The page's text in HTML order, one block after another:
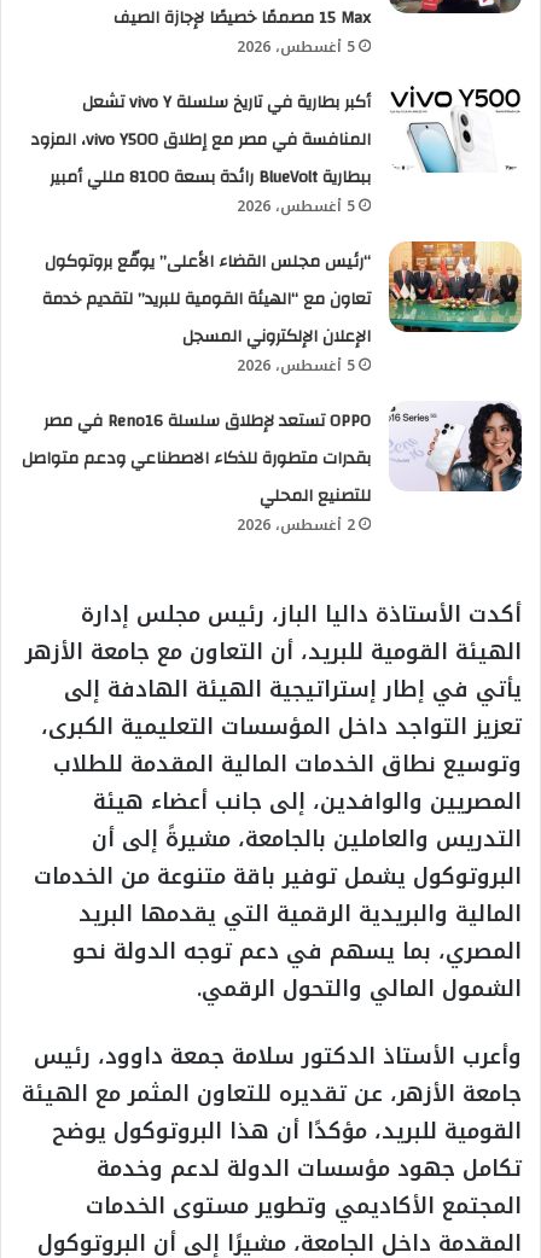
15 Max مصممًا خصيصًا لإجازة الصيف
5 أغسطس، 2026
أكبر بطارية في تاريخ سلسلة vivo Y تشعل
المنافسة في مصر مع إطلاق vivo Y500، المزود
ببطارية BlueVolt رائدة بسعة 8100 مللي أمبير
5 أغسطس، 2026
“رئيس مجلس القضاء الأعلى” يوقّع بروتوكول
تعاون مع “الهيئة القومية للبريد” لتقديم خدمة
الإعلان الإلكتروني المسجل
5 أغسطس، 2026
OPPO تستعد لإطلاق سلسلة Reno16 في مصر
بقدرات متطورة للذكاء الاصطناعي ودعم متواصل
للتصنيع المحلي
2 أغسطس، 2026
أكدت الأستاذة داليا الباز، رئيس مجلس إدارة
الهيئة القومية للبريد، أن التعاون مع جامعة الأزهر
يأتي في إطار إستراتيجية الهيئة الهادفة إلى
تعزيز التواجد داخل المؤسسات التعليمية الكبرى،
وتوسيع نطاق الخدمات المالية المقدمة للطلاب
المصريين والوافدين، إلى جانب أعضاء هيئة
التدريس والعاملين بالجامعة، مشيرةً إلى أن
البروتوكول يشمل توفير باقة متنوعة من الخدمات
المالية والبريدية الرقمية التي يقدمها البريد
المصري، بما يسهم في دعم توجه الدولة نحو
الشمول المالي والتحول الرقمي.
وأعرب الأستاذ الدكتور سلامة جمعة داوود، رئيس
جامعة الأزهر، عن تقديره للتعاون المثمر مع الهيئة
القومية للبريد، مؤكدًا أن هذا البروتوكول يوضح
تكامل جهود مؤسسات الدولة لدعم وخدمة
المجتمع الأكاديمي وتطوير مستوى الخدمات
المقدمة داخل الجامعة، مشيرًا إلى أن البروتوكول